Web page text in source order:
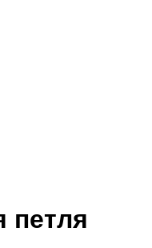
петля